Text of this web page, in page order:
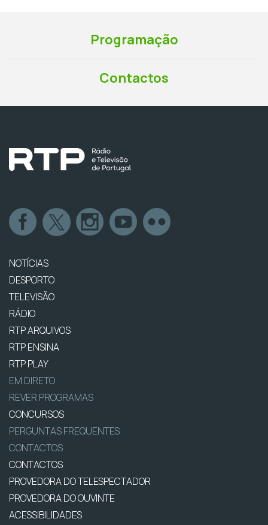
Programação
Contactos
NOTÍCIAS
DESPORTO
TELEVISÃO
RÁDIO
RTP ARQUIVOS
RTP ENSINA
RTP PLAY
EM DIRETO
REVER PROGRAMAS
CONCURSOS
PERGUNTAS FREQUENTES
CONTACTOS
CONTACTOS
PROVEDORA DO TELESPECTADOR
PROVEDORA DO OUVINTE
ACESSIBILIDADES